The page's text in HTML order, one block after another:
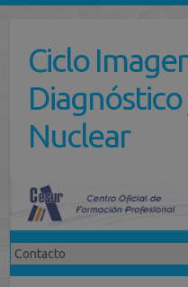
contenidoCiclo
Nuclear